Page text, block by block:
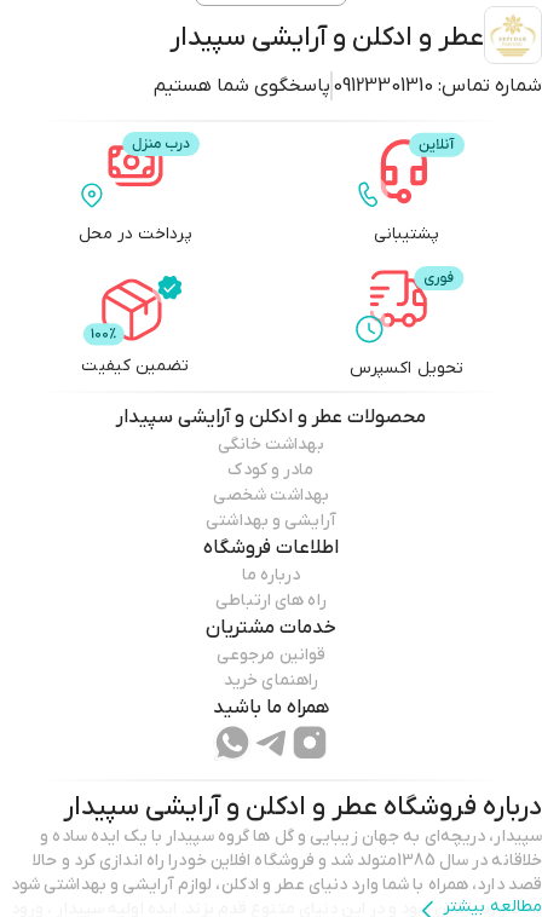
عطر و ادکلن و آرایشی سپیدار
شماره تماس: 09123301310 پاسخگوی شما هستیم
پشتیبانی پرداخت در محل
تحویل اکسپرس تضمین کیفیت
محصولات عطر و ادکلن و آرایشی سپیدار
بهداشت خانگی
مادر و کودک
بهداشت شخصی
آرایشی و بهداشتی
اطلاعات فروشگاه
درباره ما
راه های ارتباطی
خدمات مشتریان
قوانین مرجوعی
راهنمای خرید
همراه ما باشید
درباره فروشگاه عطر و ادکلن و آرایشی سپیدار
سپیدار، دریچه‌ای به جهان زیبایی و گل ها گروه سپیدار با یک ایده‌ ساده و
خلاقانه در سال 1385متولد شد و فروشگاه افلاین خودرا راه اندازی کرد و حالا
قصد دارد، همراه با شما وارد دنیای عطر و ادکلن، لوازم آرایشی و بهداشتی شود
مطالعه بیشتر